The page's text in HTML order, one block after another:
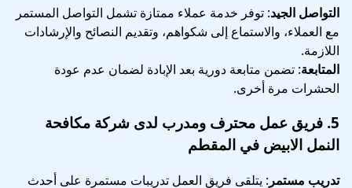
التواصل الجيد: توفر خدمة عملاء ممتازة تشمل التواصل المستمر
مع العملاء، والاستماع إلى شكواهم، وتقديم النصائح والإرشادات
اللازمة.
المتابعة: تضمن متابعة دورية بعد الإبادة لضمان عدم عودة
الحشرات مرة أخرى.
5. فريق عمل محترف ومدرب لدى شركة مكافحة
النمل الابيض في المقطم
تدريب مستمر : يتلقى فريق العمل تدريبات مستمرة على أحدث